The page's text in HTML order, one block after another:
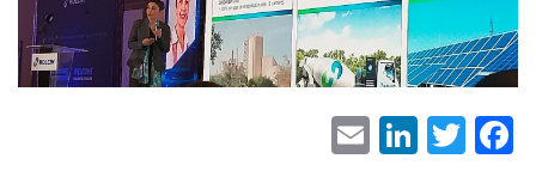
Facebook
Twitter
LinkedIn